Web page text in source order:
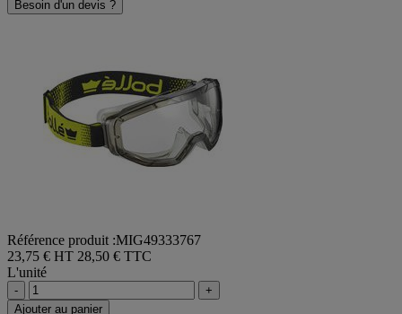
Besoin d'un devis ?
Référence produit :MIG49333767
23,75 € HT 28,50 € TTC
L'unité
-
+
Ajouter au panier